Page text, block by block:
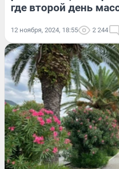
где второй день
12 ноября, 2024, 18:55 2 244